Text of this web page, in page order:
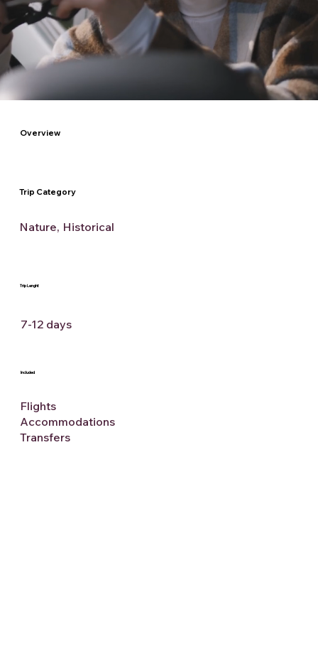
Overview
Trip Category
Nature, Historical
Trip Lenght
7-12 days
Included
Flights
Accommodations
Transfers